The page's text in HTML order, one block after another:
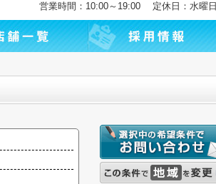
営業時間：10:00～19:00 定休日：水曜日